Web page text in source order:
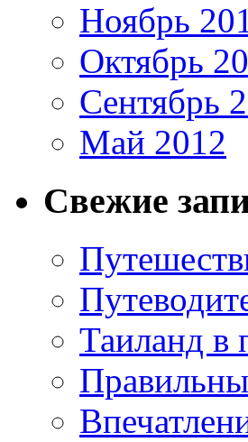
Ноябрь
Октябрь
Сентябрь
Май 2012
Свежие
Таиланд в